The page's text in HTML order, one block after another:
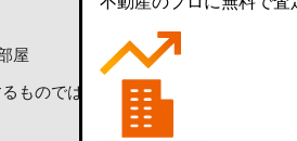
屋
ものではなく、LIFULL HOME'Sのデ